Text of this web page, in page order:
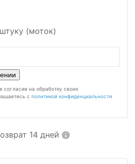
(моток)
на обработку своих
с политикой конфиденциальности
14 дней